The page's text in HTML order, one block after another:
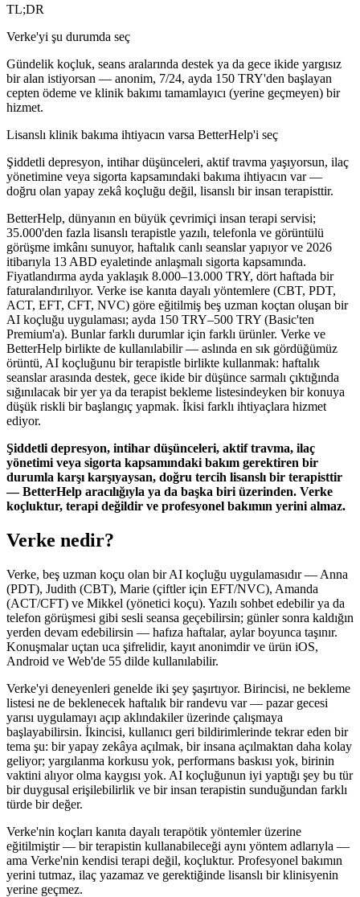
TL;DR
Verke'yi şu durumda seç
Gündelik koçluk, seans aralarında destek ya da gece ikide yargısız
bir alan istiyorsan — anonim, 7/24, ayda 150 TRY'den başlayan
cepten ödeme ve klinik bakımı tamamlayıcı (yerine geçmeyen) bir
hizmet.
Lisanslı klinik bakıma ihtiyacın varsa BetterHelp'i seç
Şiddetli depresyon, intihar düşünceleri, aktif travma yaşıyorsun, ilaç
yönetimine veya sigorta kapsamındaki bakıma ihtiyacın var —
doğru olan yapay zekâ koçluğu değil, lisanslı bir insan terapisttir.
BetterHelp, dünyanın en büyük çevrimiçi insan terapi servisi;
35.000'den fazla lisanslı terapistle yazılı, telefonla ve görüntülü
görüşme imkânı sunuyor, haftalık canlı seanslar yapıyor ve 2026
itibarıyla 13 ABD eyaletinde anlaşmalı sigorta kapsamında.
Fiyatlandırma ayda yaklaşık 8.000–13.000 TRY, dört haftada bir
faturalandırılıyor. Verke ise kanıta dayalı yöntemlere (CBT, PDT,
ACT, EFT, CFT, NVC) göre eğitilmiş beş uzman koçtan oluşan bir
AI koçluğu uygulaması; ayda 150 TRY–500 TRY (Basic'ten
Premium'a). Bunlar farklı durumlar için farklı ürünler. Verke ve
BetterHelp birlikte de kullanılabilir — aslında en sık gördüğümüz
örüntü, AI koçluğunu bir terapistle birlikte kullanmak: haftalık
seanslar arasında destek, gece ikide bir düşünce sarmalı çıktığında
sığınılacak bir yer ya da terapist bekleme listesindeyken bir konuya
düşük riskli bir başlangıç yapmak. İkisi farklı ihtiyaçlara hizmet
ediyor.
Şiddetli depresyon, intihar düşünceleri, aktif travma, ilaç
yönetimi veya sigorta kapsamındaki bakım gerektiren bir
durumla karşı karşıyaysan, doğru tercih lisanslı bir terapisttir
— BetterHelp aracılığıyla ya da başka biri üzerinden. Verke
koçluktur, terapi değildir ve profesyonel bakımın yerini almaz.
Verke nedir?
Verke, beş uzman koçu olan bir AI koçluğu uygulamasıdır — Anna
(PDT), Judith (CBT), Marie (çiftler için EFT/NVC), Amanda
(ACT/CFT) ve Mikkel (yönetici koçu). Yazılı sohbet edebilir ya da
telefon görüşmesi gibi sesli seansa geçebilirsin; günler sonra kaldığın
yerden devam edebilirsin — hafıza haftalar, aylar boyunca taşınır.
Konuşmalar uçtan uca şifrelidir, kayıt anonimdir ve ürün iOS,
Android ve Web'de 55 dilde kullanılabilir.
Verke'yi deneyenleri genelde iki şey şaşırtıyor. Birincisi, ne bekleme
listesi ne de beklenecek haftalık bir randevu var — pazar gecesi
yarısı uygulamayı açıp aklındakiler üzerinde çalışmaya
başlayabilirsin. İkincisi, kullanıcı geri bildirimlerinde tekrar eden bir
tema şu: bir yapay zekâya açılmak, bir insana açılmaktan daha kolay
geliyor; yargılanma korkusu yok, performans baskısı yok, birinin
vaktini alıyor olma kaygısı yok. AI koçluğunun iyi yaptığı şey bu tür
bir duygusal erişilebilirlik ve bir insan terapistin sunduğundan farklı
türde bir değer.
Verke'nin koçları kanıta dayalı terapötik yöntemler üzerine
eğitilmiştir — bir terapistin kullanabileceği aynı yöntem adlarıyla —
ama Verke'nin kendisi terapi değil, koçluktur. Profesyonel bakımın
yerini tutmaz, ilaç yazamaz ve gerektiğinde lisanslı bir klinisyenin
yerine geçmez.